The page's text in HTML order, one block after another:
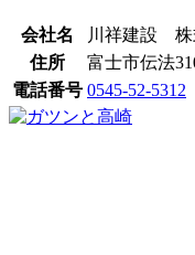
会社名 川祥建設 株
住所
富士市伝法
電話番号 0545-52-5312